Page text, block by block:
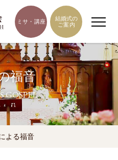
ミサ・講座
結婚式の
ご案内
福音
GOSPEL
よる福音